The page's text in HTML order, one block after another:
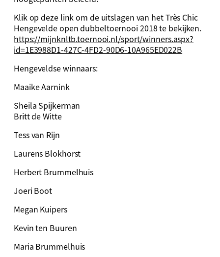
Klik op deze link om de uitslagen van het Très Chic
Hengevelde open dubbeltoernooi 2018 te bekijken.
https://mijnknltb.toernooi.nl/sport/winners.aspx?
id=1E3988D1-427C-4FD2-90D6-10A965ED022B
Hengeveldse winnaars:
Maaike Aarnink
Sheila Spijkerman
Britt de Witte
Tess van Rijn
Laurens Blokhorst
Herbert Brummelhuis
Joeri Boot
Megan Kuipers
Kevin ten Buuren
Maria Brummelhuis